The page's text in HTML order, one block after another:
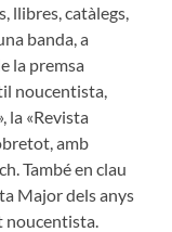
llibres, catàlegs,
banda, a
la premsa
noucentista,
la «Revista
amb
També en clau
Major dels anys
noucentista.